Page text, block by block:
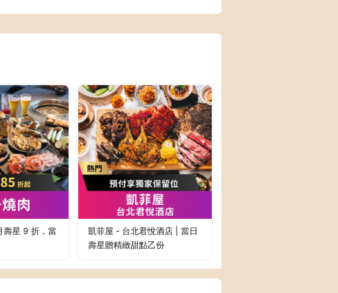
壽星 9 折，當
凱菲屋 - 台北君悅酒店 | 當日
壽星贈精緻甜點乙份